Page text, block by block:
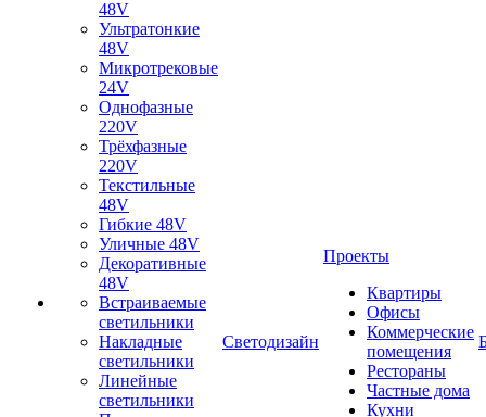
48V
Ультратонкие
48V
Микротрековые
24V
Однофазные
220V
Трёхфазные
220V
Текстильные
48V
Гибкие 48V
Уличные 48V
Декоративные
48V
Встраиваемые
светильники
Накладные
светильники
Линейные
светильники
Светодизайн
Проекты
Квартиры
Офисы
Коммерческие
помещения
Рестораны
Частные дома
Кухни